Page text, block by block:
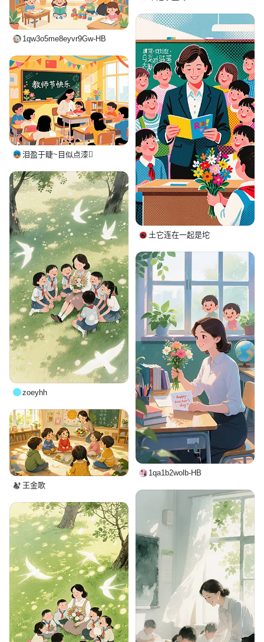
1qw3o5me8eyvr9Gw-HB
土它连在一起是坨
泪盈于睫~目似点漆
zoeyhh
1qa1b2wolb-HB
王金歌